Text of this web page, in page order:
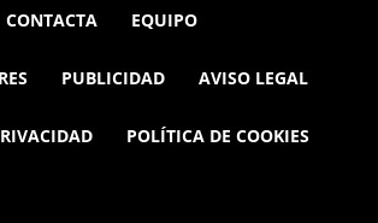
CONTACTA EQUIPO
PUBLICIDAD AVISO LEGAL
POLÍTICA DE COOKIES